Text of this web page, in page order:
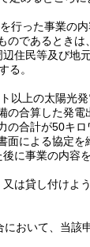
行った事業の
であるときは
住民等及び地
る。
以上の太陽光
の合算した発
の合計が50キ
による協定を
に事業の内容
は貸し付けよ
おいて、当該